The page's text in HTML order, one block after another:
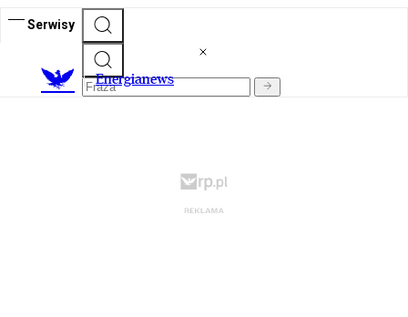
Serwisy
Energianews